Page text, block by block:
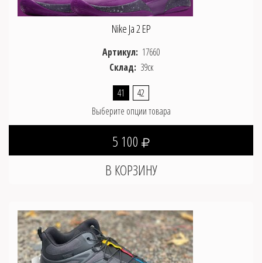
Nike Ja 2 EP
Артикул: 17660
Склад: 39ск
41
42
Выберите опции товара
5 100